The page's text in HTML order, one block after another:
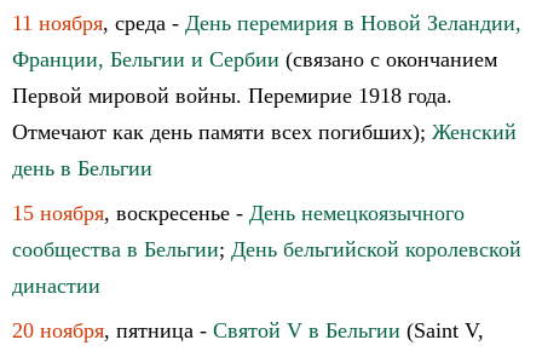
11 ноября, среда - День перемирия в Новой Зеландии,
Франции, Бельгии и Сербии (связано с окончанием
Первой мировой войны. Перемирие 1918 года.
Отмечают как день памяти всех погибших); Женский
день в Бельгии
15 ноября, воскресенье - День немецкоязычного
сообщества в Бельгии; День бельгийской королевской
династии
20 ноября, пятница - Святой V в Бельгии (Saint V,